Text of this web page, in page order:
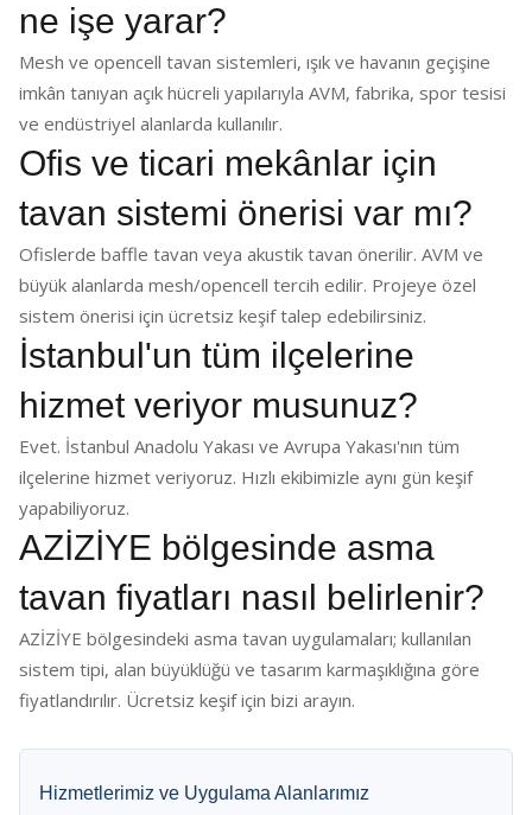
ne işe yarar?
Mesh ve opencell tavan sistemleri, ışık ve havanın geçişine
imkân tanıyan açık hücreli yapılarıyla AVM, fabrika, spor tesisi
ve endüstriyel alanlarda kullanılır.
Ofis ve ticari mekânlar için
tavan sistemi önerisi var mı?
Ofislerde baffle tavan veya akustik tavan önerilir. AVM ve
büyük alanlarda mesh/opencell tercih edilir. Projeye özel
sistem önerisi için ücretsiz keşif talep edebilirsiniz.
İstanbul'un tüm ilçelerine
hizmet veriyor musunuz?
Evet. İstanbul Anadolu Yakası ve Avrupa Yakası'nın tüm
ilçelerine hizmet veriyoruz. Hızlı ekibimizle aynı gün keşif
yapabiliyoruz.
AZİZİYE bölgesinde asma
tavan fiyatları nasıl belirlenir?
AZİZİYE bölgesindeki asma tavan uygulamaları; kullanılan
sistem tipi, alan büyüklüğü ve tasarım karmaşıklığına göre
fiyatlandırılır. Ücretsiz keşif için bizi arayın.
Hizmetlerimiz ve Uygulama Alanlarımız